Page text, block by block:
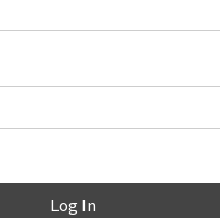
Log In